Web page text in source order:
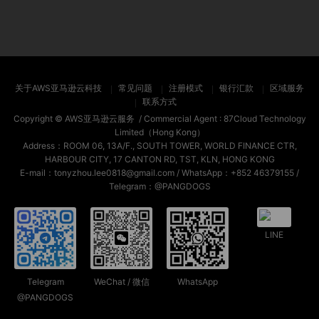
关于AWS亚马逊云科技 常见问题 注册模式 银行汇款
区域服务
联系方式
Copyright © AWS亚马逊云服务 / Commercial Agent : 87Cloud Technology
Limited（Hong Kong）
Address：ROOM 06, 13A/F., SOUTH TOWER, WORLD FINANCE CTR,
HARBOUR CITY, 17 CANTON RD, TST, KLN, HONG KONG
E-mail：tonyzhou.lee0818@gmail.com / WhatsApp：+852 46379155 /
Telegram：@PANGDOGS
Telegram
@PANGDOGS
WeChat / 微信 WhatsApp
LINE